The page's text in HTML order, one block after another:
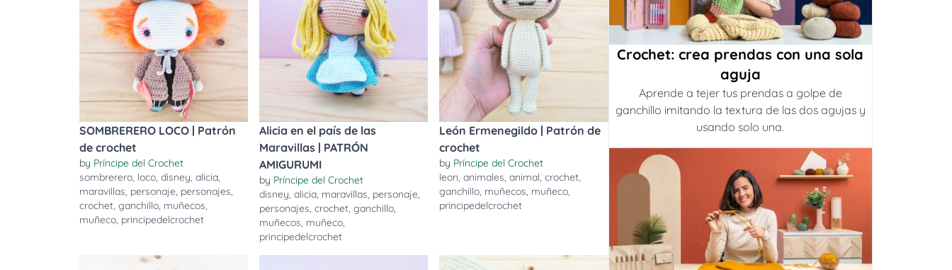
SOMBRERERO LOCO | Patrón
de crochet
by Príncipe del Crochet
sombrerero, loco, disney, alicia,
maravillas, personaje, personajes,
crochet, ganchillo, muñecos,
muñeco, principedelcrochet
Alicia en el país de las
Maravillas | PATRÓN
AMIGURUMI
by Príncipe del Crochet
disney,alicia, maravillas, personaje,
personajes,crochet,ganchillo,
muñecos, muñeco,
principedelcrochet
León Ermenegildo | Patrón de
crochet
by Príncipe del Crochet
leon,animales,animal,crochet,
ganchillo, muñecos, muñeco,
principedelcrochet
Crochet: crea prendas con una sola
aguja
Aprende a tejer tus prendas a golpe de
ganchillo imitando la textura de las dos agujas y
usando solo una.